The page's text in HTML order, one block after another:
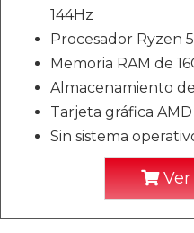
144Hz
Procesador Ryzen
Memoria RAM de
Almacenamiento de
Tarjeta gráfica
Sin sistema
Ver